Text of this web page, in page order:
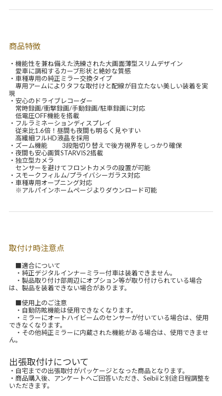
商品特徴
・機能性を兼ね備えた洗練された大画面薄型スリムデザイン
愛車に調和するカーブ形状と絶妙な質感
・車種専用の純正ミラー交換タイプ
専用アームによりタフな取付けと配線が目立たない美しい装着を実
現
・安心のドライブレコーダー
常時録画/衝撃録画/手動録画/駐車録画に対応
低電圧OFF機能を搭載
・フルラミネーションディスプレイ
従来比1.6倍！昼間も夜間も明るく見やすい
高繊細フルHD液晶を採用
・ズーム機能 3段階切り替えで後方視界をしっかり確保
・夜間も安心画質STARVIS2搭載
・独立型カメラ
センサーを避けてフロントカメラの設置が可能
・スモークフィルム/プライバシーガラス対応
・車種専用オープニング対応
※アルパインホームページよりダウンロード可能
取付け時注意点
■適合について
・純正デジタルインナーミラー付車は装着できません。
・製品取り付け部周辺にオプション等が取り付けられている場合
は、製品を装着できない場合があります。
■使用上のご注意
・自動防眩機能は使用できなくなります。
・ミラーにオートハイビームのセンサーが付いている場合は、使用
できなくなります。
・その他純正ミラーに内蔵された機能がある場合は、使用できませ
ん。
出張取付けについて
・自宅までの出張取付がパッケージとなった商品となります。
・商品購入後、アンケートへご回答いただき、Seibiiと別途日程調整を
いただきます。